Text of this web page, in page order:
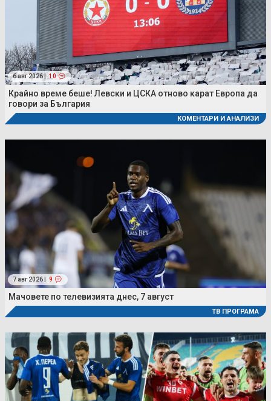
6 авг 2026 | 10
Крайно време беше! Левски и ЦСКА отново карат Европа да
говори за България
КОМЕНТАРИ И АНАЛИЗИ
7 авг 2026 | 9
Мачовете по телевизията днес, 7 август
ТВ ПРОГРАМА